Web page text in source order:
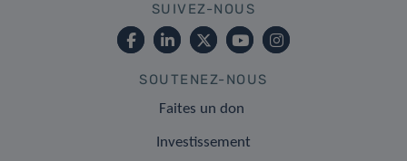
SUIVEZ-NOUS
SOUTENEZ-NOUS
Faites un don
Investissement